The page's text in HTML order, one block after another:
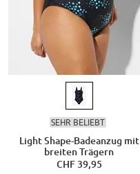
SEHR BELIEBT
Light Shape-Badeanzug mit
breiten Trägern
CHF 39,95